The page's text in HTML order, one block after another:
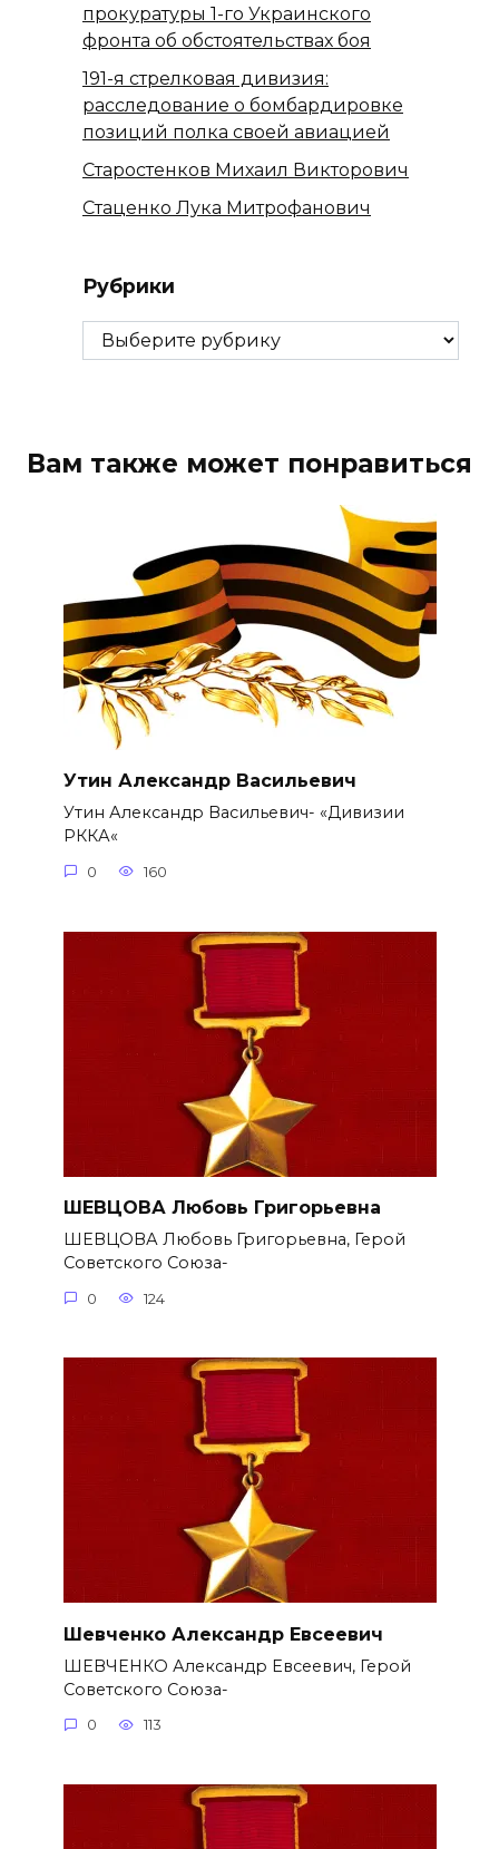
прокуратуры 1-го Украинского
фронта об обстоятельствах боя
191-я стрелковая дивизия:
расследование о бомбардировке
позиций полка своей авиацией
Старостенков Михаил Викторович
Стаценко Лука Митрофанович
Рубрики
Рубрики
Вам также может понравиться
Утин Александр Васильевич
Утин Александр Васильевич- «Дивизии
РККА«
0 160
ШЕВЦОВА Любовь Григорьевна
ШЕВЦОВА Любовь Григорьевна, Герой
Советского Союза-
0 124
Шевченко Александр Евсеевич
ШЕВЧЕНКО Александр Евсеевич, Герой
Советского Союза-
0 113